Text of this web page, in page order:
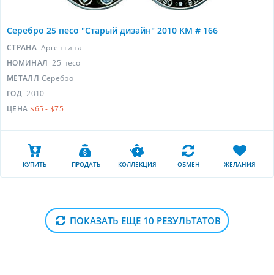
Серебро 25 песо "Старый дизайн" 2010 KM # 166
СТРАНА Аргентина
НОМИНАЛ 25 песо
МЕТАЛЛ Серебро
ГОД 2010
ЦЕНА $65 - $75
КУПИТЬ ПРОДАТЬ КОЛЛЕКЦИЯ ОБМЕН ЖЕЛАНИЯ
ПОКАЗАТЬ ЕЩЕ 10 РЕЗУЛЬТАТОВ